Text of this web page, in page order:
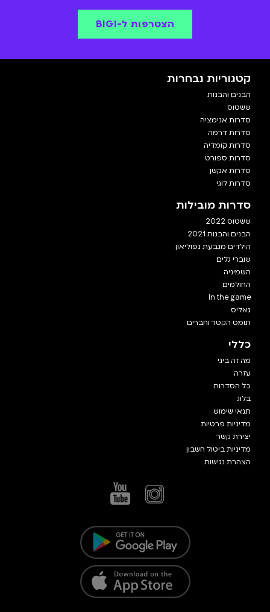
הצטרפות ל-BIGI
קטגוריות נבחרות
הבנים והבנות
ששטוס
סדרות אנימציה
סדרות דרמה
סדרות קומדיה
סדרות ספורט
סדרות אקשן
סדרות לוגי
סדרות מובילות
ששטוס 2022
הבנים והבנות 2021
הילדים מגבעת נפוליאון
שוברי גלים
השמיניה
החולמים
In the game
גאליס
תומס הקטר וחברים
כללי
מה זה ביגי
עזרה
כל הסדרות
בלוג
תנאי שימוש
מדיניות פרטיות
יצירת קשר
מדיניות ביטול חשבון
הצהרת נגישות